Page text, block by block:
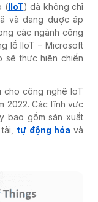
(IIoT) đã không chỉ
và đang được áp
các ngành công
lồ IIoT – Microsoft
sẽ thực hiện chiến
cho công nghệ IoT
2022. Các lĩnh vực
bao gồm sản xuất
tự động hóa và